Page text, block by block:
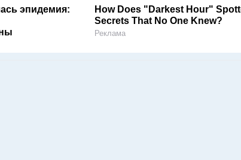
эпидемия:
How Does "Darkest Hour"
Secrets That No One Knew?
Реклама